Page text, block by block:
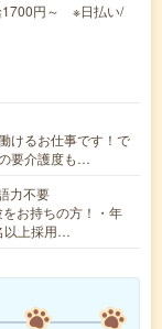
1700円～ ※日払い/
けるお仕事です！で
要介護度も…
力不要
お持ちの方！・年
以上採用…